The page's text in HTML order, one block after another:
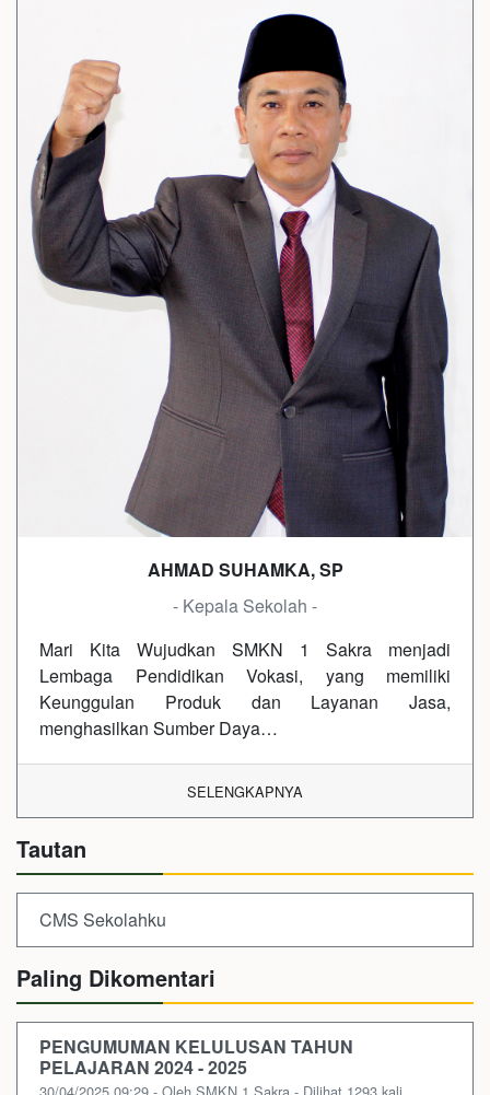
AHMAD SUHAMKA, SP
- Kepala Sekolah -
Mari Kita Wujudkan SMKN 1 Sakra menjadi
Lembaga Pendidikan Vokasi, yang memiliki
Keunggulan Produk dan Layanan Jasa,
menghasilkan Sumber Daya…
SELENGKAPNYA
Tautan
CMS Sekolahku
Paling Dikomentari
PENGUMUMAN KELULUSAN TAHUN
PELAJARAN 2024 - 2025
30/04/2025 09:29 - Oleh SMKN 1 Sakra - Dilihat 1293 kali